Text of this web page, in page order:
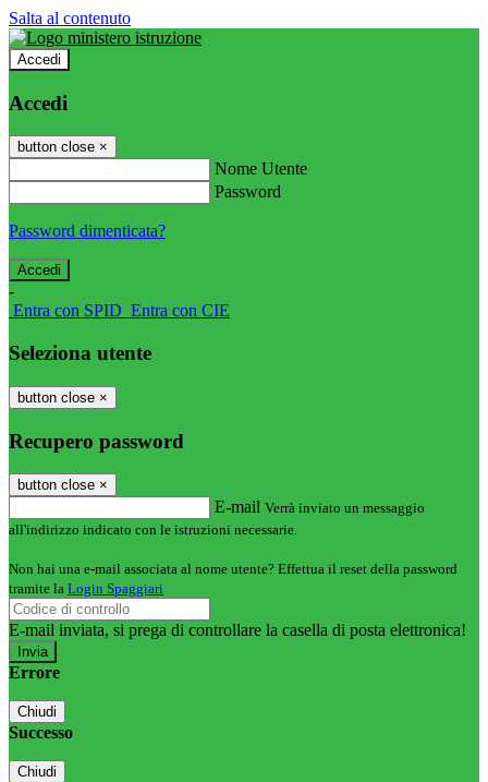
Salta al contenuto
Accedi
Accedi
button close ×
Nome Utente
Password
Password dimenticata?
-
Entra con SPID Entra con CIE
Seleziona utente
button close ×
Recupero password
button close ×
E-mail Verrà inviato un messaggio
all'indirizzo indicato con le istruzioni necessarie.
Non hai una e-mail associata al nome utente? Effettua il reset della password
tramite la Login Spaggiari
E-mail inviata, si prega di controllare la casella di posta elettronica!
Errore
Chiudi
Successo
Chiudi